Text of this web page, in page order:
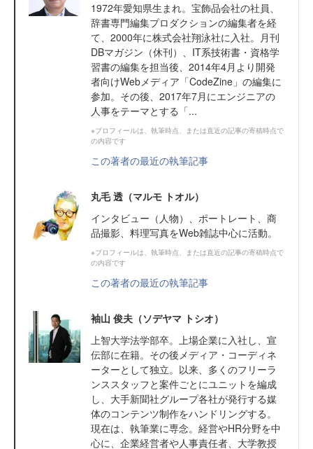
1972年愛知県生まれ。宝飾品会社の社員、
辞書専門編集プロダクションの編集者を経
て、2000年に株式会社翔泳社に入社。月刊
DBマガジン（休刊）、IT系技術書・資格学
習書の編集を担当後、2014年4月より開発
者向けWebメディア「CodeZine」の編集に
参加。その後、2017年7月にエンジニアの
人事をテーマとする「...
※プロフィールは、執筆時点、または直近の記事の寄稿時点で
の内容です
この著者の最近の執筆記事
丸毛 透（マルモ トオル）
インタビュー（人物）、ポートレート、商
品撮影、料理写真をWeb雑誌中心に活動。
※プロフィールは、執筆時点、または直近の記事の寄稿時点で
の内容です
この著者の最近の執筆記事
袖山 俊夫（ソデヤマ トシオ）
上智大学法学部卒。上場企業に入社し、宣
伝部に在籍。その後メディア・コーディネ
ーターとして独立。以来、多くのフリーラ
ンススタッフと案件ごとにユニットを編成
し、大手新聞社グループ各社が発行する媒
体のコンテンツ制作をハンドリングする。
現在は、執筆業に専念。経営やHR分野を中
心に、企業経営者や人事責任者、大学教授